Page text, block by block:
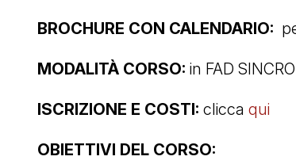
BROCHURE CON CALENDARIO:
MODALITÀ CORSO: in FAD
ISCRIZIONE E COSTI: clicca qui
OBIETTIVI DEL CORSO: